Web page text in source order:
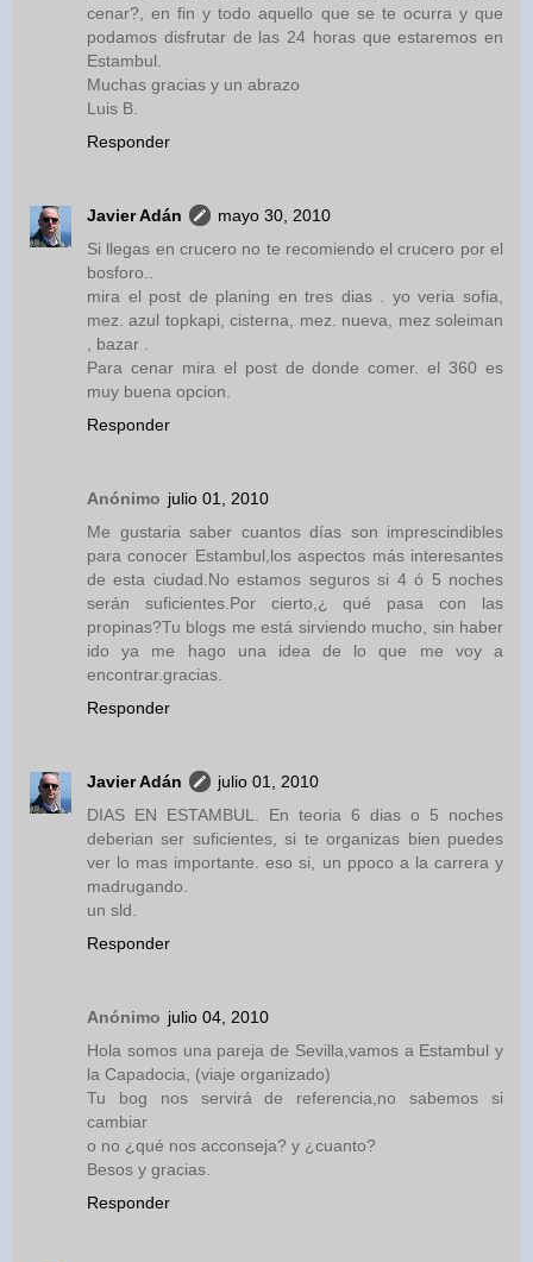
cenar?, en fin y todo aquello que se te ocurra y que
podamos disfrutar de las 24 horas que estaremos en
Estambul.
Muchas gracias y un abrazo
Luis B.
Responder
Javier Adán
mayo 30, 2010
Si llegas en crucero no te recomiendo el crucero por el
bosforo..
mira el post de planing en tres dias . yo veria sofia,
mez. azul topkapi, cisterna, mez. nueva, mez soleiman
, bazar .
Para cenar mira el post de donde comer. el 360 es
muy buena opcion.
Responder
Anónimo julio 01, 2010
Me gustaria saber cuantos días son imprescindibles
para conocer Estambul,los aspectos más interesantes
de esta ciudad.No estamos seguros si 4 ó 5 noches
serán suficientes.Por cierto,¿ qué pasa con las
propinas?Tu blogs me está sirviendo mucho, sin haber
ido ya me hago una idea de lo que me voy a
encontrar.gracias.
Responder
Javier Adán
julio 01, 2010
DIAS EN ESTAMBUL. En teoria 6 dias o 5 noches
deberian ser suficientes, si te organizas bien puedes
ver lo mas importante. eso si, un ppoco a la carrera y
madrugando.
un sld.
Responder
Anónimo julio 04, 2010
Hola somos una pareja de Sevilla,vamos a Estambul y
la Capadocia, (viaje organizado)
Tu bog nos servirá de referencia,no sabemos si
cambiar
o no ¿qué nos acconseja? y ¿cuanto?
Besos y gracias.
Responder